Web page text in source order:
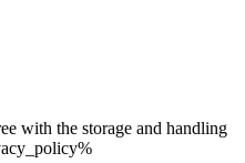
with the storage and handling